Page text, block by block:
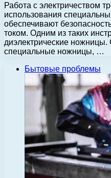
Работа с электричеством
использования
обеспечивают
током. Одним из таких
диэлектрические
специальные ножницы, …
Бытовые проблемы